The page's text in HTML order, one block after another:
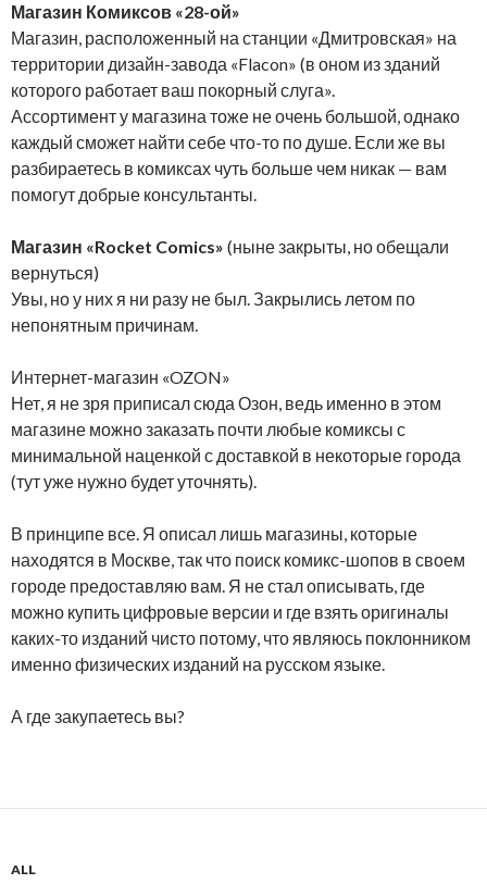
Магазин Комиксов «28-ой»
Магазин, расположенный на станции «Дмитровская» на
территории дизайн-завода «Flacon» (в оном из зданий
которого работает ваш покорный слуга».
Ассортимент у магазина тоже не очень большой, однако
каждый сможет найти себе что-то по душе. Если же вы
разбираетесь в комиксах чуть больше чем никак — вам
помогут добрые консультанты.
Магазин «Rocket Comics» (ныне закрыты, но обещали
вернуться)
Увы, но у них я ни разу не был. Закрылись летом по
непонятным причинам.
Интернет-магазин «OZON»
Нет, я не зря приписал сюда Озон, ведь именно в этом
магазине можно заказать почти любые комиксы с
минимальной наценкой с доставкой в некоторые города
(тут уже нужно будет уточнять).
В принципе все. Я описал лишь магазины, которые
находятся в Москве, так что поиск комикс-шопов в своем
городе предоставляю вам. Я не стал описывать, где
можно купить цифровые версии и где взять оригиналы
каких-то изданий чисто потому, что являюсь поклонником
именно физических изданий на русском языке.
А где закупаетесь вы?
ALL